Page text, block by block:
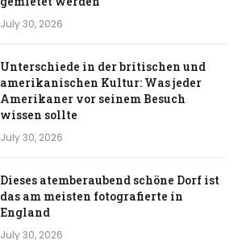
July 30, 2026
Unterschiede in der britischen und
amerikanischen Kultur: Was jeder
Amerikaner vor seinem Besuch
wissen sollte
July 30, 2026
Dieses atemberaubend schöne Dorf ist
das am meisten fotografierte in
England
July 30, 2026